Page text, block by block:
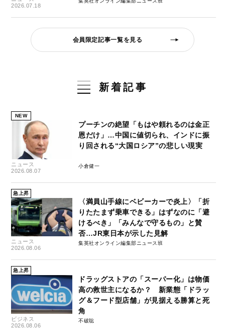
2026.07.18
会員限定記事一覧を見る
新着記事
NEW
ニュース
2026.08.07
プーチンの絶望「もはや頼れるのは金正
恩だけ」…中国に値切られ、インドに振
り回される“大国ロシア”の悲しい現実
小倉健一
急上昇
ニュース
2026.08.06
〈満員山手線にベビーカーで炎上〉「折
りたたまず乗車できる」はずなのに「避
けるべき」「みんなで守るもの」と賛
否…JR東日本が示した見解
集英社オンライン編集部ニュース班
急上昇
ビジネス
2026.08.06
ドラッグストアの「スーパー化」は物価
高の救世主になるか？ 新業態「ドラッ
グ＆フード型店舗」が見据える勝算と死
角
不破聡